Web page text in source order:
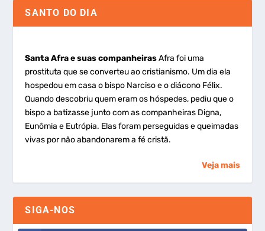
SANTO DO DIA
Santa Afra e suas companheirasAfra foi uma
prostituta que se converteu ao cristianismo. Um dia ela
hospedou em casa o bispo Narciso e o diácono Félix.
Quando descobriu quem eram os hóspedes, pediu que o
bispo a batizasse junto com as companheiras Digna,
Eunômia e Eutrópia. Elas foram perseguidas e queimadas
vivas por não abandonarem a fé cristã.
Veja mais
SIGA-NOS